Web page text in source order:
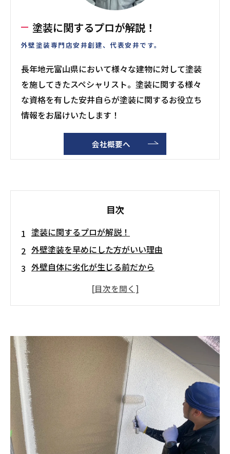
塗装に関するプロが解説！
外壁塗装専門店安井創建、代表安井です。
長年地元富山県において様々な建物に対して塗装
を施してきたスペシャリスト。塗装に関する様々
な資格を有した安井自らが塗装に関するお役立ち
情報をお届けいたします！
会社概要へ
目次
塗装に関するプロが解説！
外壁塗装を早めにした方がいい理由
外壁自体に劣化が生じる前だから
痛んでいない分、使用する塗料の量も少なくな
使用する塗料の耐用年数を最大限に発揮できる
外壁塗装は思い立ったらなるべく早く済ませて
しまいましょう！